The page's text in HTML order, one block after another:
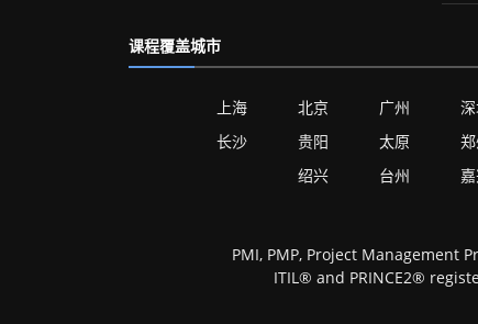
课程覆盖城市
上海 北京 广州
长沙
贵阳 太原
绍兴
台州
PMI, PMP, Project Management
ITIL® and PRINCE2®